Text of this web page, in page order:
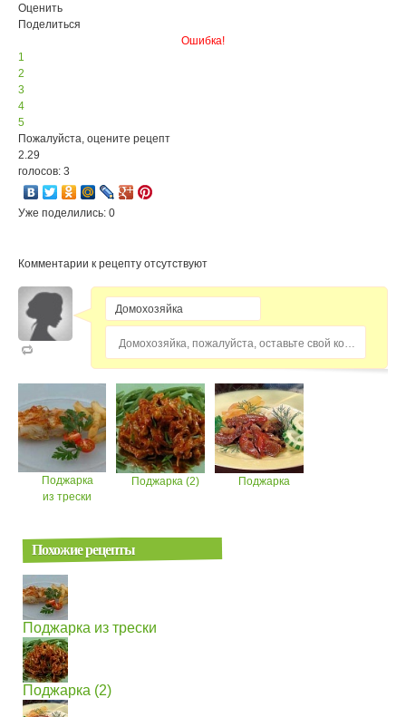
Оценить
Поделиться
Ошибка!
1
2
3
4
5
Пожалуйста, оцените рецепт
2.29
голосов: 3
Уже поделились: 0
Комментарии к рецепту отсутствуют
Домохозяйка, пожалуйста, оставьте свой комментарий...
Поджарка
из трески
Поджарка (2) Поджарка
Похожие рецепты
Поджарка из трески
Поджарка (2)